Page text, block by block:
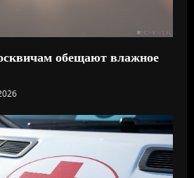
обещают влажное